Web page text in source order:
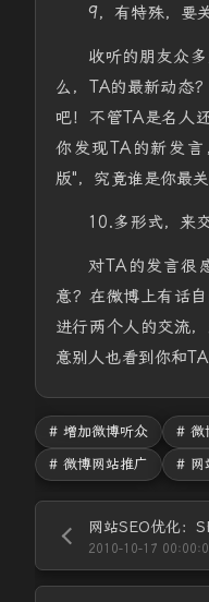
9，有特殊，要
收听的朋友众
么，TA的最新动态
吧！不管TA是名人
你发现TA的新发
版"，究竟谁是你最
10.多形式，来
对TA的发言很
意？在微博上有话
进行两个人的交流
意别人也看到你和
# 增加微博听众 # 微
# 微博网站推广
# 网
网站SEO优化：
2010-10-17